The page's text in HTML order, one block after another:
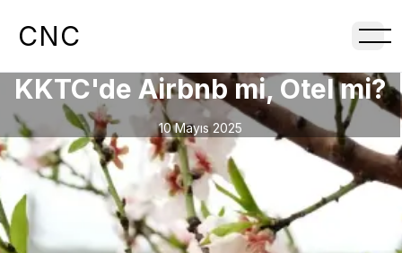
CNC
KKTC'de Airbnb mi, Otel mi?
10 Mayıs 2025